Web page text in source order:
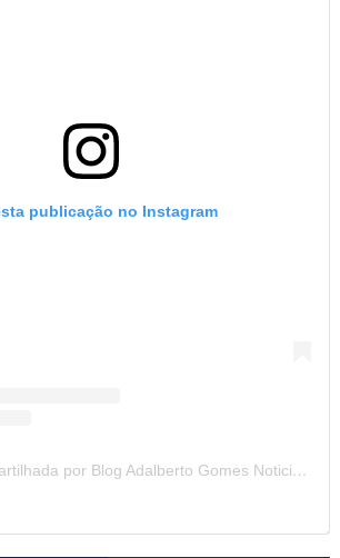
publicação no Instagram
Uma publicação partilhada por Blog Adalberto Gomes Noticias (@blogadalbertogomesnoticiass)